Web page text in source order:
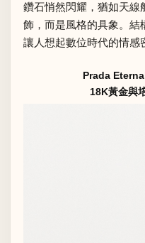
鑽石悄然閃耀，猶如天線
飾，而是風格的具象。結
讓人想起數位時代的情感
Prada
18K黃金與